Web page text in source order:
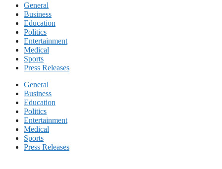
General
Business
Education
Politics
Entertainment
Medical
Sports
Press Releases
General
Business
Education
Politics
Entertainment
Medical
Sports
Press Releases